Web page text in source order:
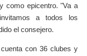
como epicentro. "Va a
a todos los
el consejero.
con 36 clubes y